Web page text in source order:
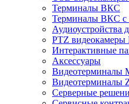
Терминалы ВКС
Терминалы ВКС с
Аудиоустройства
PTZ видеокамеры
Интерактивные
Аксессуары
Видеотерминалы
Видеотерминалы
Серверные